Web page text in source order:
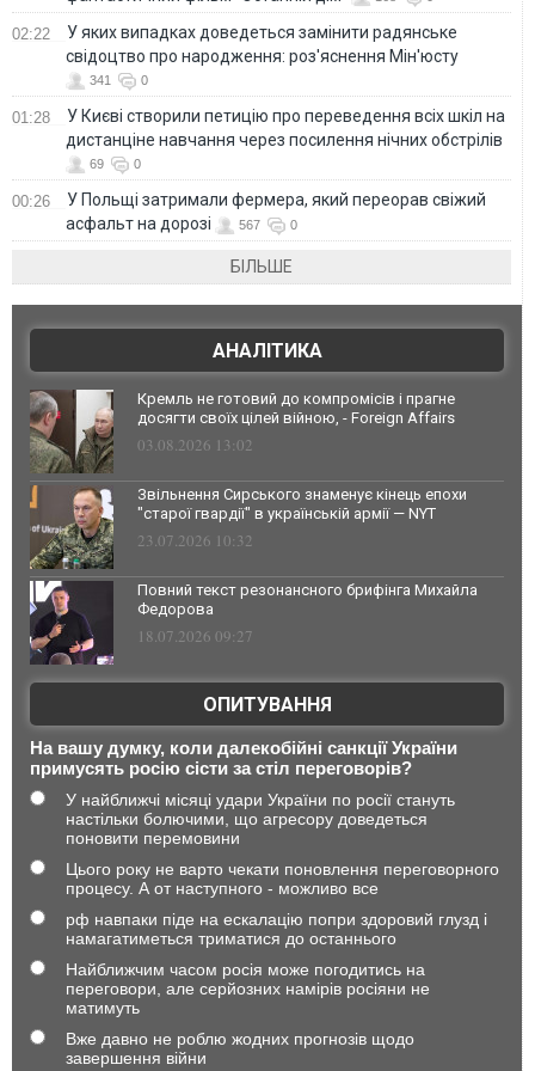
02:22
У яких випадках доведеться замінити радянське
свідоцтво про народження: роз'яснення Мін'юсту
341 0
01:28
У Києві створили петицію про переведення всіх шкіл на
дистанціне навчання через посилення нічних обстрілів
69 0
00:26
У Польщі затримали фермера, який переорав свіжий
асфальт на дорозі
567 0
БІЛЬШЕ
АНАЛІТИКА
Кремль не готовий до компромісів і прагне
досягти своїх цілей війною, - Foreign Affairs
03.08.2026 13:02
Звільнення Сирського знаменує кінець епохи
"старої гвардії" в українській армії — NYT
23.07.2026 10:32
Повний текст резонансного брифінга Михайла
Федорова
18.07.2026 09:27
ОПИТУВАННЯ
На вашу думку, коли далекобійні санкції України
примусять росію сісти за стіл переговорів?
У найближчі місяці удари України по росії стануть
настільки болючими, що агресору доведеться
поновити перемовини
Цього року не варто чекати поновлення переговорного
процесу. А от наступного - можливо все
рф навпаки піде на ескалацію попри здоровий глузд і
намагатиметься триматися до останнього
Найближчим часом росія може погодитись на
переговори, але серйозних намірів росіяни не
матимуть
Вже давно не роблю жодних прогнозів щодо
завершення війни